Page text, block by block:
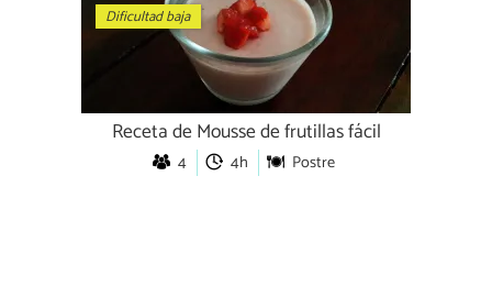
Dificultad baja
Receta de Mousse de frutillas fácil
4 4h Postre